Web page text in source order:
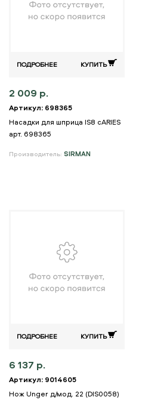
ПОДРОБНЕЕ КУПИТЬ
2 009 р.
Артикул: 698365
Насадки для шприца IS8 сARIES
арт. 698365
Производитель: SIRMAN
ПОДРОБНЕЕ КУПИТЬ
6 137 р.
Артикул: 9014605
Нож Unger д/мод. 22 (DIS0058)